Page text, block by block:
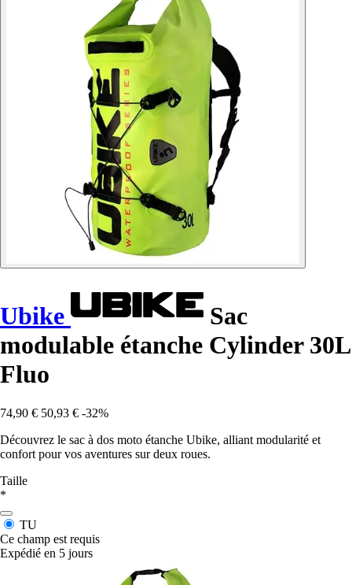
Ubike
Sac
modulable étanche Cylinder 30L
Fluo
74,90 € 50,93 € -32%
Découvrez le sac à dos moto étanche Ubike, alliant modularité et
confort pour vos aventures sur deux roues.
Taille
*
TU
Ce champ est requis
Expédié en 5 jours